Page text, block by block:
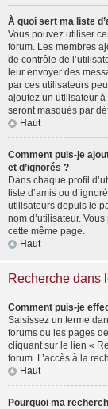
À quoi sert ma liste
Vous pouvez utiliser
forum. Les membres
de contrôle de
leur envoyer des
par ces utilisateurs
ajoutez un utilisateur à
seront masqués par
Haut
Comment puis-je
et d’ignorés ?
Dans chaque profil
liste d’amis ou
utilisateurs depuis le
nom d’utilisateur.
cette même page.
Haut
Recherche dans
Comment puis-je
Saisissez un terme
forums ou les pages
cliquant sur le lien «
forum. L’accès à la
Haut
Pourquoi ma